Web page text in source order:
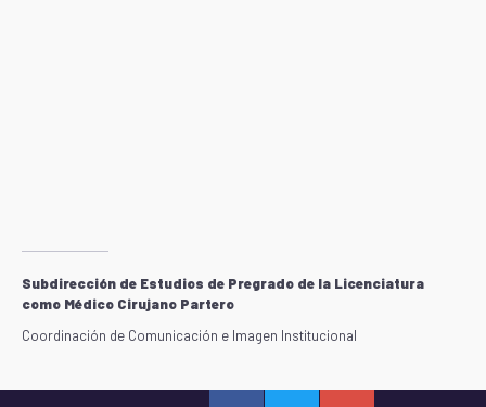
Subdirección de Estudios de Pregrado de la Licenciatura
como Médico Cirujano Partero
Coordinación de Comunicación e Imagen Institucional